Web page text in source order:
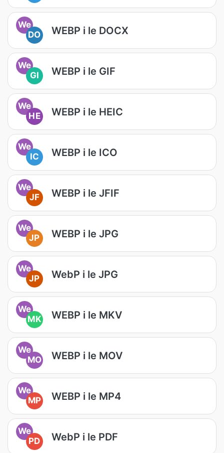
We
DO
WEBP i le DOCX
We
GI
WEBP i le GIF
We
HE
WEBP i le HEIC
We
IC
WEBP i le ICO
We
JF
WEBP i le JFIF
We
JP
WEBP i le JPG
We
JP
WebP i le JPG
We
MK
WEBP i le MKV
We
MO
WEBP i le MOV
We
MP
WEBP i le MP4
We
PD
WebP i le PDF